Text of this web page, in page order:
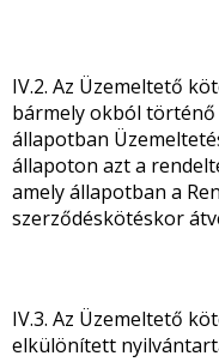
IV.2. Az Üzemeltető
bármely okból
állapotban
állapoton azt a
amely állapotban a
szerződéskötéskor
IV.3. Az Üzemeltető
elkülönített